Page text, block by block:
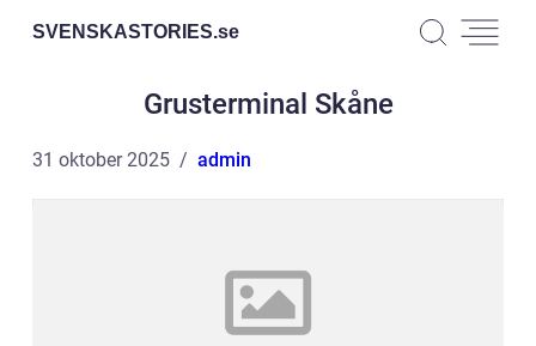
SVENSKASTORIES.se
Grusterminal Skåne
31 oktober 2025 admin